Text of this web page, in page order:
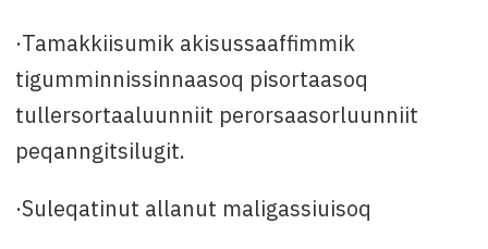
·Tamakkiisumik akisussaaffimmik
tigumminnissinnaasoq pisortaasoq
tullersortaaluunniit perorsaasorluunniit
peqanngitsilugit.
·Suleqatinut allanut maligassiuisoq